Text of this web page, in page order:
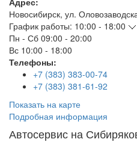
Новосибирск, ул.
График работы: 10:00 - 18:00
Пн - Сб 09:00 - 20:00
Вс 10:00 - 18:00
Телефоны:
+7 (383) 383-00-74
+7 (383) 381-61-92
Показать на карте
Подробная информация
Автосервис на